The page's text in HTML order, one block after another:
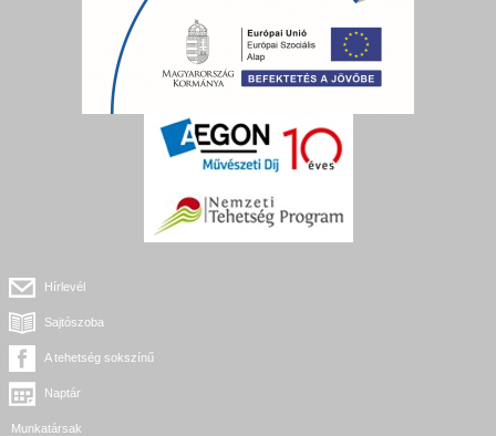
Hírlevél
Sajtószoba
A tehetség sokszínű
Naptár
Munkatársak